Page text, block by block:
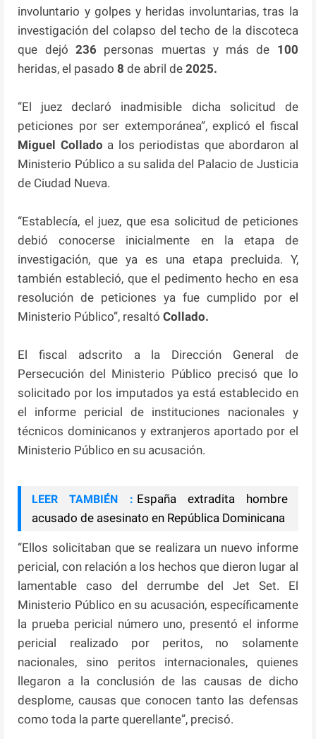
involuntario y golpes y heridas involuntarias, tras la
investigación del colapso del techo de la discoteca
que dejó 236 personas muertas y más de 100
heridas, el pasado8 de abril de2025.
“El juez declaró inadmisible dicha solicitud de
peticiones por ser extemporánea”, explicó el fiscal
Miguel Collado a los periodistas que abordaron al
Ministerio Público a su salida del Palacio de Justicia
de Ciudad Nueva.
“Establecía, el juez, que esa solicitud de peticiones
debió conocerse inicialmente en la etapa de
investigación, que ya es una etapa precluida. Y,
también estableció, que el pedimento hecho en esa
resolución de peticiones ya fue cumplido por el
Ministerio Público”, resaltó Collado.
El fiscal adscrito a la Dirección General de
Persecución del Ministerio Público precisó que lo
solicitado por los imputados ya está establecido en
el informe pericial de instituciones nacionales y
técnicos dominicanos y extranjeros aportado por el
Ministerio Público en su acusación.
LEER TAMBIÉN : España extradita hombre
acusado de asesinato en República Dominicana
“Ellos solicitaban que se realizara un nuevo informe
pericial, con relación a los hechos que dieron lugar al
lamentable caso del derrumbe del Jet Set. El
Ministerio Público en su acusación, específicamente
la prueba pericial número uno, presentó el informe
pericial realizado por peritos, no solamente
nacionales, sino peritos internacionales, quienes
llegaron a la conclusión de las causas de dicho
desplome, causas que conocen tanto las defensas
como toda la parte querellante”, precisó.